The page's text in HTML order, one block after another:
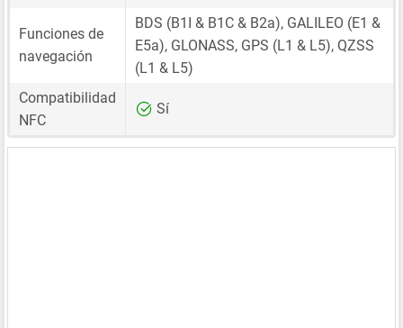
Funciones de
navegación
BDS (B1I & B1C & B2a), GALILEO (E1 &
E5a), GLONASS, GPS (L1 & L5), QZSS
(L1 & L5)
Compatibilidad
NFC
Sí